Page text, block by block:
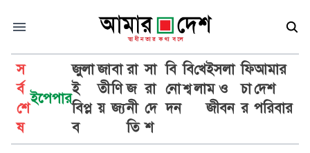
স
র্ব
শে
ষ
ইপেপার
জুলা
ই
বিপ্ল
ব
জা
তী
য়
বা
ণি
জ্য
রা
জ
নী
তি
সা
রা
দে
শ
বি
নো
দন
বি
শ্ব
খে
লা
ইসলা
ম ও
জীবন
ফি
চা
র
আমার
দেশ
পরিবার